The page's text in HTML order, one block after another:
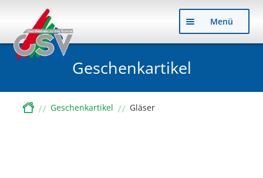
Menü
Geschenkartikel
StartGeschenkartikel Gläser